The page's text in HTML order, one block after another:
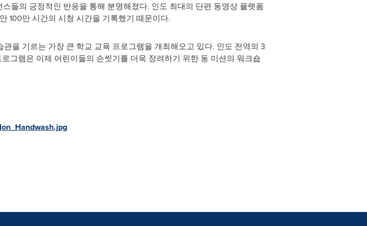
들의 긍정적인 반응을 통해 분명해졌다. 인도 최대의 단편 동영상 플랫폼
100만 시간의 시청 시간을 기록했기 때문이다.
을 기르는 가장 큰 학교 교육 프로그램을 개최해오고 있다. 인도 전역의 3
그램은 이제 어린이들의 손씻기를 더욱 장려하기 위한 동 미션의 워크숍